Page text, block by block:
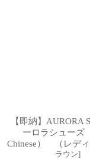
【即納】AURORA
ーロラシューズ
Chinese） （レディ
ラウン]